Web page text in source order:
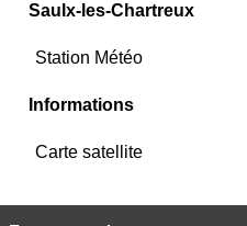
Saulx-les-Chartreux
Station Météo
Informations
Carte satellite